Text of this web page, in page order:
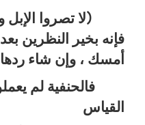
)لا تصروا الإبل
فإنه بخير النظرين
أمسك ، وإن شاء
فالحنفية لم
القياس